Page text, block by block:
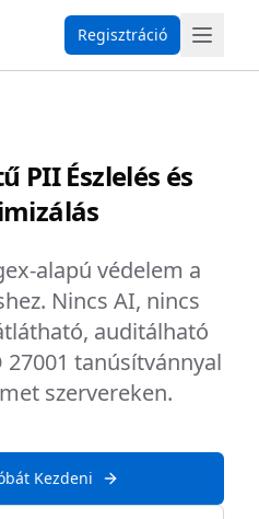
Regisztráció
PII Észlelés és
alapú védelem a
Nincs AI, nincs
auditálható
27001 tanúsítvánnyal
szervereken.
Kezdeni